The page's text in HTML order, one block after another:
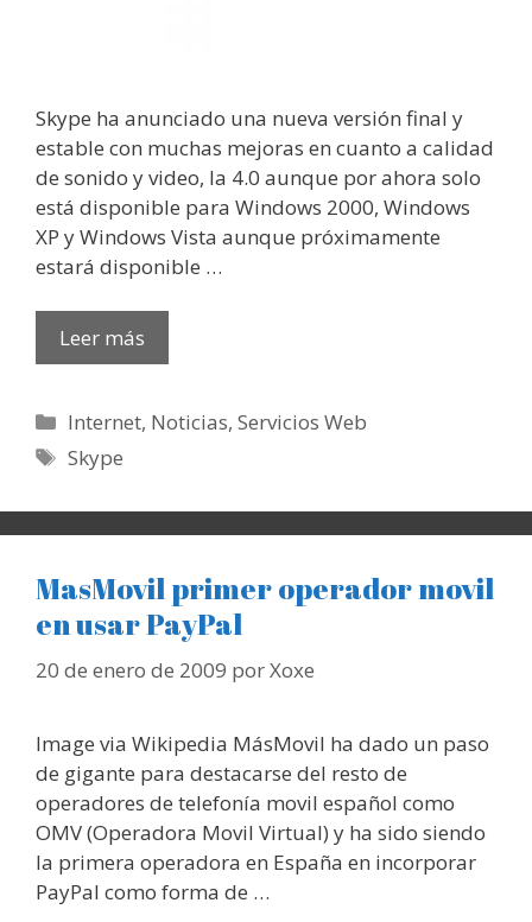
Skype ha anunciado una nueva versión final y
estable con muchas mejoras en cuanto a calidad
de sonido y video, la 4.0 aunque por ahora solo
está disponible para Windows 2000, Windows
XP y Windows Vista aunque próximamente
estará disponible …
Leer más
Categorías
Internet, Noticias,Servicios Web
Etiquetas
Skype
MasMovil primer operador movil
en usar PayPal
20 de enero de 2009 porXoxe
Image via Wikipedia MásMovil ha dado un paso
de gigante para destacarse del resto de
operadores de telefonía movil español como
OMV (Operadora Movil Virtual) y ha sido siendo
la primera operadora en España en incorporar
PayPal como forma de …